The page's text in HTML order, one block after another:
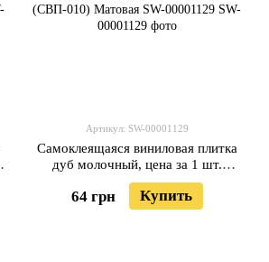
Артикул: SW-00001129
Самоклеящаяся виниловая плитка
дуб молочный, цена за 1 шт.
(СВП-010) Матовая SW-00001129
64 грн Купить